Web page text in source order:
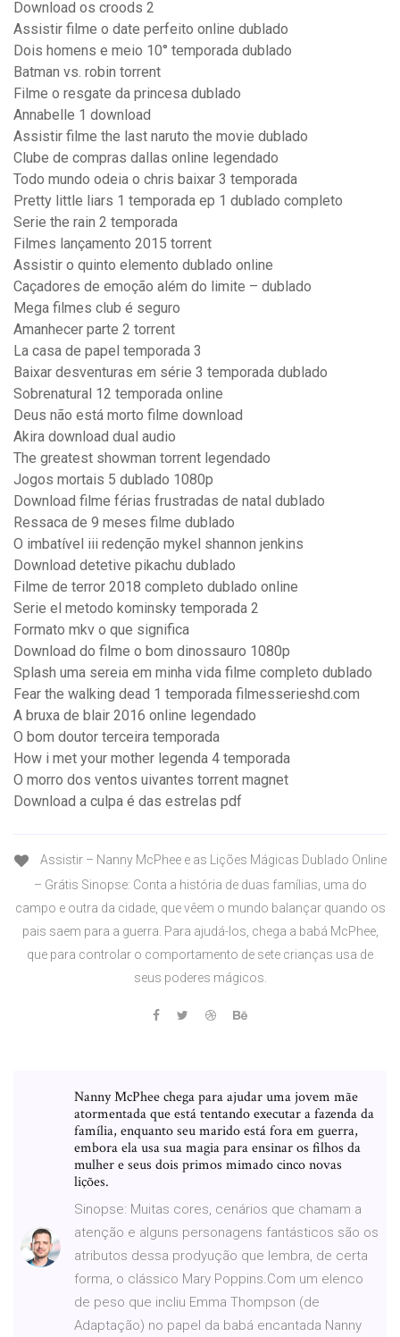
Download os croods 2
Assistir filme o date perfeito online dublado
Dois homens e meio 10° temporada dublado
Batman vs. robin torrent
Filme o resgate da princesa dublado
Annabelle 1 download
Assistir filme the last naruto the movie dublado
Clube de compras dallas online legendado
Todo mundo odeia o chris baixar 3 temporada
Pretty little liars 1 temporada ep 1 dublado completo
Serie the rain 2 temporada
Filmes lançamento 2015 torrent
Assistir o quinto elemento dublado online
Caçadores de emoção além do limite – dublado
Mega filmes club é seguro
Amanhecer parte 2 torrent
La casa de papel temporada 3
Baixar desventuras em série 3 temporada dublado
Sobrenatural 12 temporada online
Deus não está morto filme download
Akira download dual audio
The greatest showman torrent legendado
Jogos mortais 5 dublado 1080p
Download filme férias frustradas de natal dublado
Ressaca de 9 meses filme dublado
O imbatível iii redenção mykel shannon jenkins
Download detetive pikachu dublado
Filme de terror 2018 completo dublado online
Serie el metodo kominsky temporada 2
Formato mkv o que significa
Download do filme o bom dinossauro 1080p
Splash uma sereia em minha vida filme completo dublado
Fear the walking dead 1 temporada filmesserieshd.com
A bruxa de blair 2016 online legendado
O bom doutor terceira temporada
How i met your mother legenda 4 temporada
O morro dos ventos uivantes torrent magnet
Download a culpa é das estrelas pdf
Assistir – Nanny McPhee e as Lições Mágicas Dublado Online
– Grátis Sinopse: Conta a história de duas famílias, uma do
campo e outra da cidade, que vêem o mundo balançar quando os
pais saem para a guerra. Para ajudá-los, chega a babá McPhee,
que para controlar o comportamento de sete crianças usa de
seus poderes mágicos.
Nanny McPhee chega para ajudar uma jovem mãe
atormentada que está tentando executar a fazenda da
família, enquanto seu marido está fora em guerra,
embora ela usa sua magia para ensinar os filhos da
mulher e seus dois primos mimado cinco novas
lições.
Sinopse: Muitas cores, cenários que chamam a
atenção e alguns personagens fantásticos são os
atributos dessa prodyução que lembra, de certa
forma, o clássico Mary Poppins.Com um elenco
de peso que incliu Emma Thompson (de
Adaptação) no papel da babá encantada Nanny